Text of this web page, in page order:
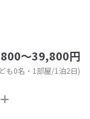
～39,800円
も0名・1部屋/1泊2日)